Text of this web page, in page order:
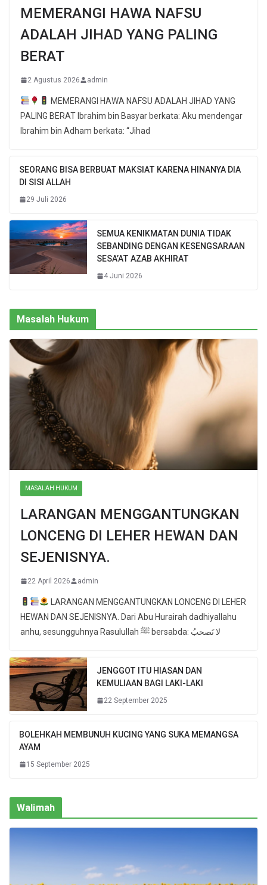
MEMERANGI HAWA NAFSU
ADALAH JIHAD YANG PALING
BERAT
2 Agustus 2026 admin
MEMERANGI HAWA NAFSU ADALAH JIHAD YANG
PALING BERAT Ibrahim bin Basyar berkata: Aku mendengar
Ibrahim bin Adham berkata: “Jihad
SEORANG BISA BERBUAT MAKSIAT KARENA HINANYA DIA
DI SISI ALLAH
29 Juli 2026
SEMUA KENIKMATAN DUNIA TIDAK
SEBANDING DENGAN KESENGSARAAN
SESA’AT AZAB AKHIRAT
4 Juni 2026
Masalah Hukum
MASALAH HUKUM
LARANGAN MENGGANTUNGKAN
LONCENG DI LEHER HEWAN DAN
SEJENISNYA.
22 April 2026 admin
LARANGAN MENGGANTUNGKAN LONCENG DI LEHER
HEWAN DAN SEJENISNYA. Dari Abu Hurairah dadhiyallahu
anhu, sesungguhnya Rasulullah ﷺ bersabda: لا تَصحبُ
JENGGOT ITU HIASAN DAN
KEMULIAAN BAGI LAKI-LAKI
22 September 2025
BOLEHKAH MEMBUNUH KUCING YANG SUKA MEMANGSA
AYAM
15 September 2025
Walimah